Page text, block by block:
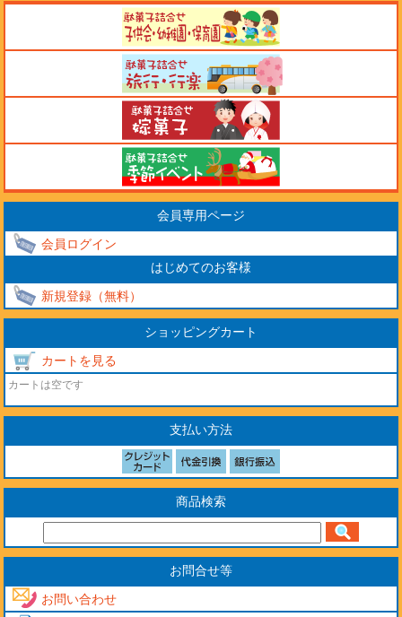
会員専用ページ
会員ログイン
はじめてのお客様
新規登録（無料）
ショッピングカート
カートを見る
カートは空です
支払い方法
商品検索
お問合せ等
お問い合わせ